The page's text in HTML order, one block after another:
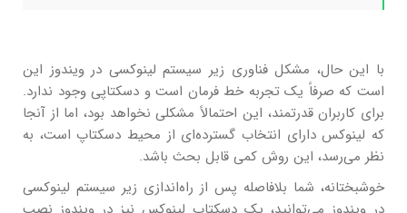
با این حال، مشکل فناوری زیر سیستم لینوکسی در ویندوز این
است که صرفاً یک تجربه خط فرمان است و دسکتاپی وجود ندارد.
برای کاربران قدرتمند، این احتمالاً مشکلی نخواهد بود، اما از آنجا
که لینوکس دارای انتخاب گسترده‌ای از محیط دسکتاپ است، به
نظر می‌رسد، این روش کمی قابل بحث باشد.
خوشبختانه، شما بلافاصله پس از راه‌اندازی زیر سیستم لینوکسی